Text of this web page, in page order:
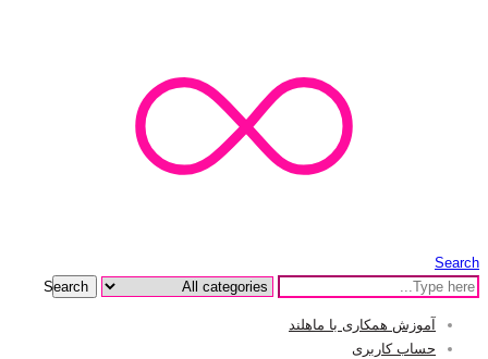
Search
Search
آموزش همکاری با ماهلند
حساب کاربری